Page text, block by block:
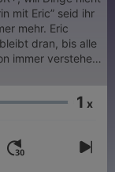
mit Eric” seid ihr
mehr. Eric
dran, bis alle
immer verstehen
hättet, dass
26. Mai 2023
量 1 x